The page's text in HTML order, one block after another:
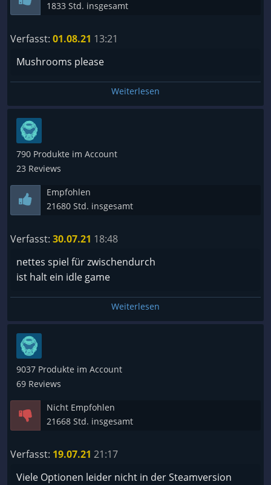
1833 Std. insgesamt
Verfasst: 01.08.21 13:21
Mushrooms please
Weiterlesen
790 Produkte im Account
23 Reviews
Empfohlen
21680 Std. insgesamt
Verfasst: 30.07.21 18:48
nettes spiel für zwischendurch
ist halt ein idle game
Weiterlesen
9037 Produkte im Account
69 Reviews
Nicht Empfohlen
21668 Std. insgesamt
Verfasst: 19.07.21 21:17
Viele Optionen leider nicht in der Steamversion